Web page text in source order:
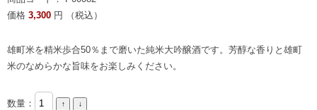
価格 3,300 円 （税込）
雄町米を精米歩合50％まで磨いた純米大吟醸酒です。芳醇な香りと雄町
米のなめらかな旨味をお楽しみください。
数量：